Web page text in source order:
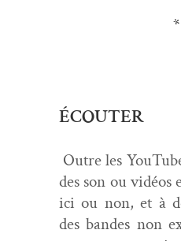
*
ÉCOUTER
Out­re les
des son ou vidéos
ici ou non, et à
des ban­des non